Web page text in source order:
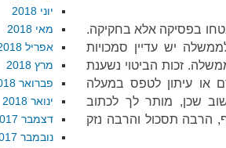
בפסיקה אלא בחקיקה.
יש עדיין סמכויות
זכות הביטוי נשענת
או עיתון לטפס במעלה
שכן, מותר לך לכתוב
הרבה תסכול והרבה נזק
יוני 2018
מאי 2018
אפריל 2018
מרץ 2018
פברואר 2018
ינואר 2018
דצמבר 2017
נובמבר 2017